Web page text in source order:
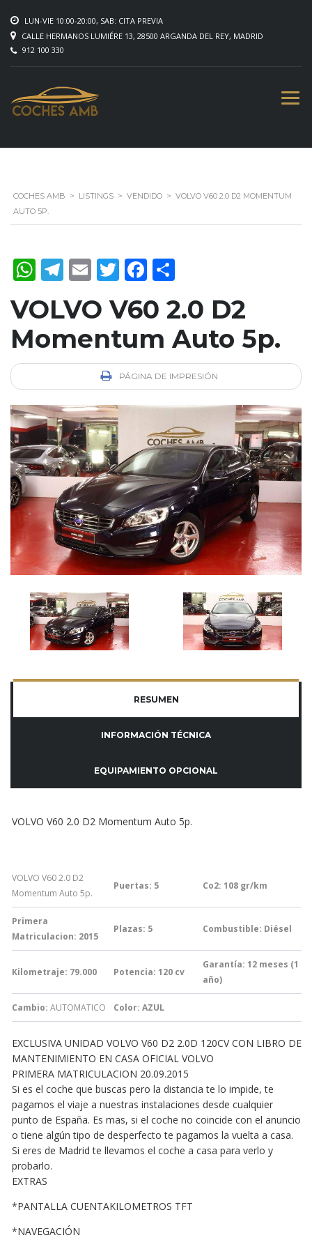
LUN-VIE 10:00-20:00, SAB: CITA PREVIA
CALLE HERMANOS LUMIÉRE 13, 28500 ARGANDA DEL REY, MADRID
912 100 330
COCHES AMB > LISTINGS > VENDIDO > VOLVO V60 2.0 D2 MOMENTUM
AUTO 5P.
WhatsApp
Telegram
EmailTwitterFacebook
VOLVO V60 2.0 D2
Momentum Auto 5p.
PÁGINA DE IMPRESIÓN
RESUMEN
INFORMACIÓN TÉCNICA
EQUIPAMIENTO OPCIONAL
VOLVO V60 2.0 D2 Momentum Auto 5p.
VOLVO V60 2.0 D2
Momentum Auto 5p.
Puertas: 5 Co2: 108 gr/km
Primera
Matriculacion: 2015
Plazas: 5 Combustible: Diésel
Kilometraje: 79.000 Potencia: 120 cv
Garantía: 12 meses (1
año)
Cambio: AUTOMATICO Color: AZUL
EXCLUSIVA UNIDAD VOLVO V60 D2 2.0D 120CV CON LIBRO DE
MANTENIMIENTO EN CASA OFICIAL VOLVO
PRIMERA MATRICULACION 20.09.2015
Si es el coche que buscas pero la distancia te lo impide, te
pagamos el viaje a nuestras instalaciones desde cualquier
punto de España. Es mas, si el coche no coincide con el anuncio
o tiene algún tipo de desperfecto te pagamos la vuelta a casa.
Si eres de Madrid te llevamos el coche a casa para verlo y
probarlo.
EXTRAS
*PANTALLA CUENTAKILOMETROS TFT
*NAVEGACIÓN